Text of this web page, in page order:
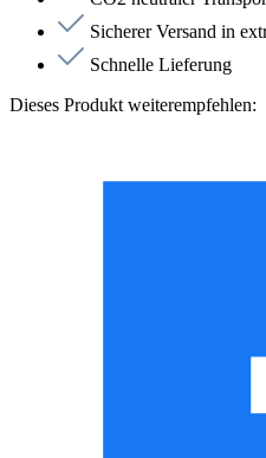
Sicherer Versand in
Schnelle Lieferung
Dieses Produkt weiterempfehlen: